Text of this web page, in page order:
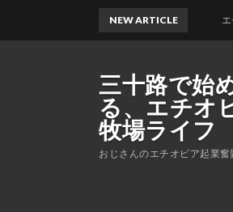
三十路で始
る、エチオ
牧場ライフ
おじさんのエチオピア起業奮
NEW ARTICLE
エチオピア国内情勢